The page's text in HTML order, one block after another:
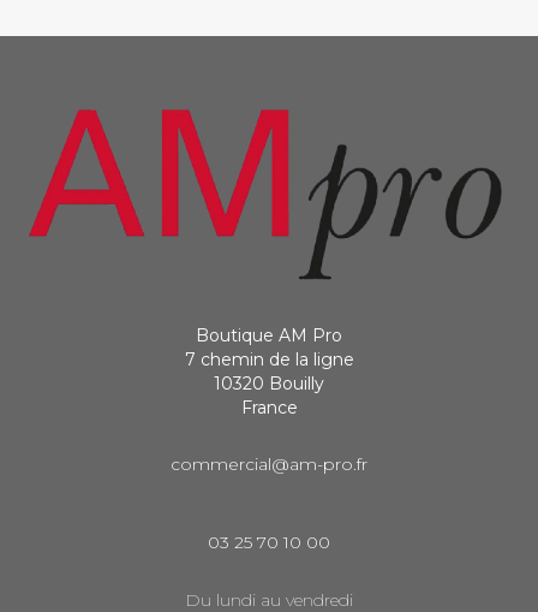
Boutique AM Pro
7 chemin de la ligne
10320 Bouilly
France
commercial@am-pro.fr
03 25 70 10 00
Du lundi au vendredi